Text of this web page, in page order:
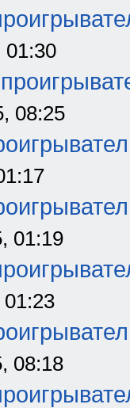
01:30
08:25
01:19
08:18